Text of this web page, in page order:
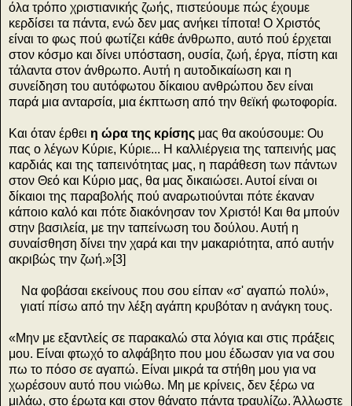
όλα τρόπο χριστιανικής ζωής, πιστεύουμε πώς έχουμε
κερδίσει τα πάντα, ενώ δεν μας ανήκει τίποτα! Ο Χριστός
είναι το φως πού φωτίζει κάθε άνθρωπο, αυτό πού έρχεται
στον κόσμο και δίνει υπόσταση, ουσία, ζωή, έργα, πίστη και
τάλαντα στον άνθρωπο. Αυτή η αυτοδικαίωση και η
συνείδηση του αυτόφωτου δίκαιου ανθρώπου δεν είναι
παρά μια ανταρσία, μια έκπτωση από την θεϊκή φωτοφορία.
Και όταν έρθει η ώρα της κρίσης μας θα ακούσουμε: Ου
πας ο λέγων Κύριε, Κύριε... Η καλλιέργεια της ταπεινής μας
καρδιάς και της ταπεινότητας μας, η παράθεση των πάντων
στον Θεό και Κύριο μας, θα μας δικαιώσει. Αυτοί είναι οι
δίκαιοι της παραβολής πού αναρωτιούνται πότε έκαναν
κάποιο καλό και πότε διακόνησαν τον Χριστό! Και θα μπούν
στην βασιλεία, με την ταπείνωση του δούλου. Αυτή η
συναίσθηση δίνει την χαρά και την μακαριότητα, από αυτήν
ακριβώς την ζωή.»[3]
Να φοβάσαι εκείνους που σου είπαν «σ' αγαπώ πολύ»,
γιατί πίσω από την λέξη αγάπη κρυβόταν η ανάγκη τους.
«Μην με εξαντλείς σε παρακαλώ στα λόγια και στις πράξεις
μου. Είναι φτωχό το αλφάβητο που μου έδωσαν για να σου
πω το πόσο σε αγαπώ. Είναι μικρά τα στήθη μου για να
χωρέσουν αυτό που νιώθω. Μη με κρίνεις, δεν ξέρω να
μιλάω, στο έρωτα και στον θάνατο πάντα τραυλίζω. Άλλωστε